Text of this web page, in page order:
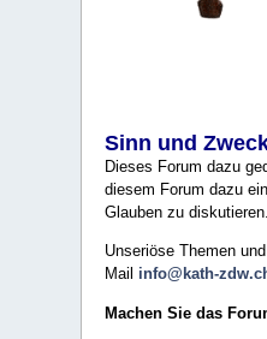
Sinn und
Dieses Forum dazu
diesem Forum dazu
Glauben zu
Unseriöse Themen
Mail info@kath-
Machen Sie das